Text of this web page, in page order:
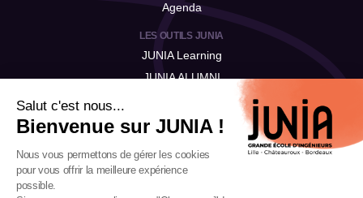
Salut c'est nous...
Bienvenue sur JUNIA !
Nous vous permettons de gérer les cookies
pour vous offrir la meilleure expérience
possible.
Agenda
LES OUTILS JUNIA
JUNIA Learning
JUNIA ALUMNI